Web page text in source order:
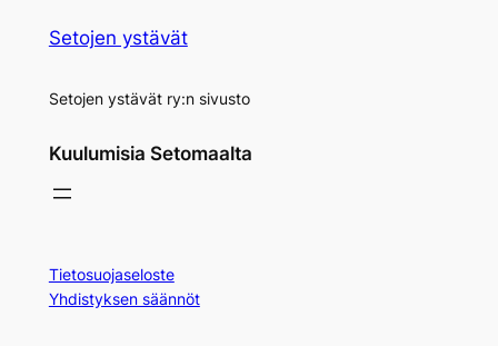
Setojen ystävät
Setojen ystävät ry:n sivusto
Kuulumisia Setomaalta
Tietosuojaseloste
Yhdistyksen säännöt